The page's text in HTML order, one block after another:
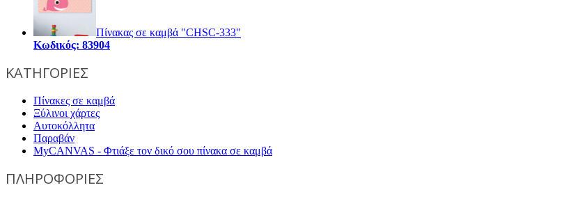
Πίνακας σε καμβά "CHSC-333"
Κωδικός: 83904
ΚΑΤΗΓΟΡΙΕΣ
Πίνακες σε καμβά
Ξύλινοι χάρτες
Αυτοκόλλητα
Παραβάν
MyCANVAS - Φτιάξε τον δικό σου πίνακα σε καμβά
ΠΛΗΡΟΦΟΡΙΕΣ